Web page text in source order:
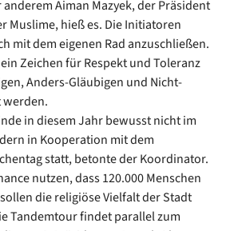
Aiman Mazyek, der Präsident
Muslime, hieß es. Die Initiatoren
mit dem eigenen Rad anzuschließen.
Zeichen für Respekt und Toleranz
Anders-Gläubigen und Nicht-
werden.
in diesem Jahr bewusst nicht im
in Kooperation mit dem
statt, betonte der Koordinator.
nutzen, dass 120.000 Menschen
die religiöse Vielfalt der Stadt
Tandemtour findet parallel zum